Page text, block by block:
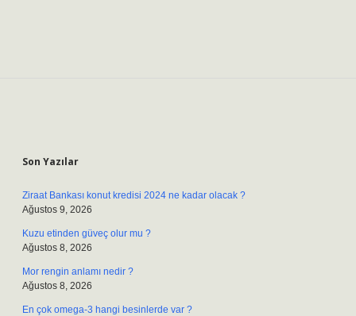
Son Yazılar
Ziraat Bankası konut kredisi 2024 ne kadar olacak ?
Ağustos 9, 2026
Kuzu etinden güveç olur mu ?
Ağustos 8, 2026
Mor rengin anlamı nedir ?
Ağustos 8, 2026
En çok omega-3 hangi besinlerde var ?